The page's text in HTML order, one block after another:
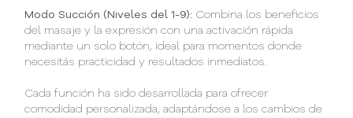
Modo Succión (Niveles del 1-9): Combina los beneficios
del masaje y la expresión con una activación rápida
mediante un solo botón, ideal para momentos donde
necesitás practicidad y resultados inmediatos.
Cada función ha sido desarrollada para ofrecer
comodidad personalizada, adaptándose a los cambios de